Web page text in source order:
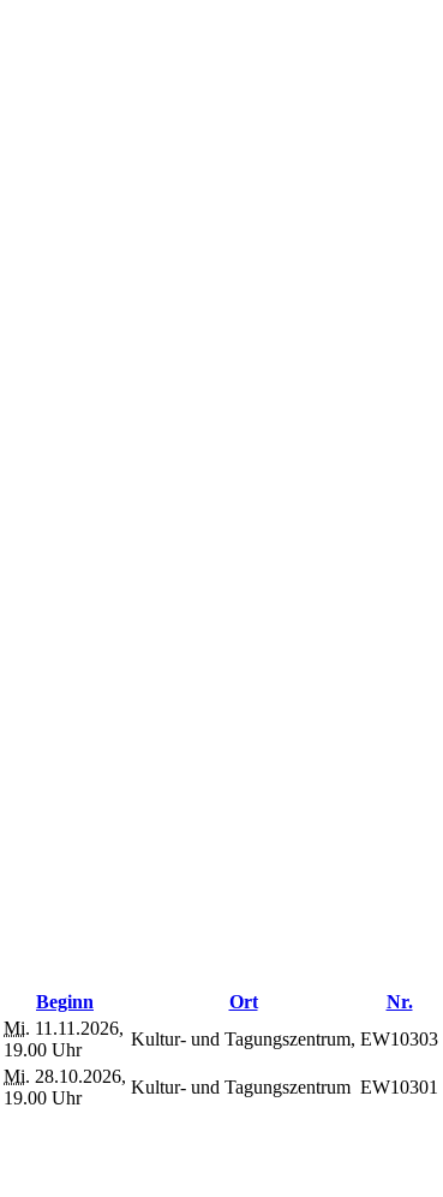
Beginn Ort
Nr.
Mi. 11.11.2026,
19.00 Uhr
Kultur- und Tagungszentrum, EW10303
Mi. 28.10.2026,
19.00 Uhr
Kultur- und Tagungszentrum EW10301